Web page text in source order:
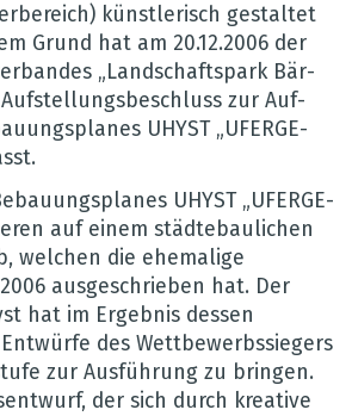
künst­le­risch gestal­tet
Grund hat am 20.12.2006 der
„Land­schafts­park Bär­
zur Auf­
UHYST „UFER­GE­
UHYST „UFER­GE­
auf einem städ­te­bau­li­chen
wel­chen die ehe­ma­lige
aus­ge­schrie­ben hat. Der
hat im Ergeb­nis des­sen
des Wett­be­werbs­sie­gers
zur Aus­füh­rung zu brin­gen.
der sich durch krea­tive